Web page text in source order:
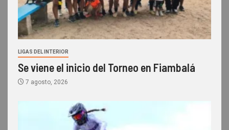
LIGAS DEL INTERIOR
Se viene el inicio del Torneo en Fiambalá
7 agosto, 2026